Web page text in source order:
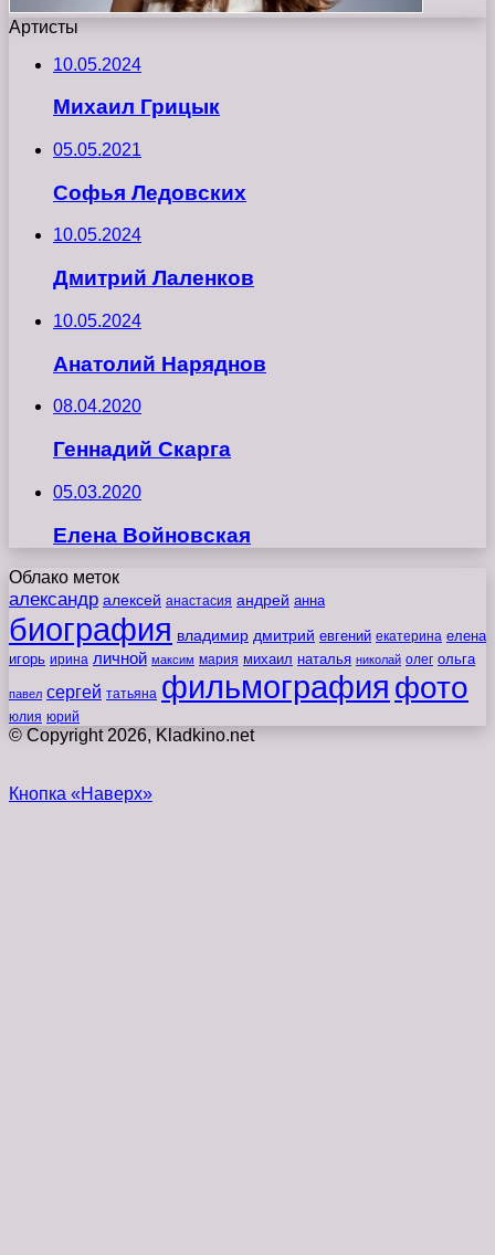
Артисты
10.05.2024
Михаил Грицык
05.05.2021
Софья Ледовских
10.05.2024
Дмитрий Лаленков
10.05.2024
Анатолий Наряднов
08.04.2020
Геннадий Скарга
05.03.2020
Елена Войновская
Облако меток
александр алексей анастасия андрей анна
биография владимир дмитрий евгений екатерина елена
игорь ирина личной максим мария михаил наталья николай олег ольга
павел сергей татьяна фильмография фото
юлия юрий
© Copyright 2026, Kladkino.net
Кнопка «Наверх»